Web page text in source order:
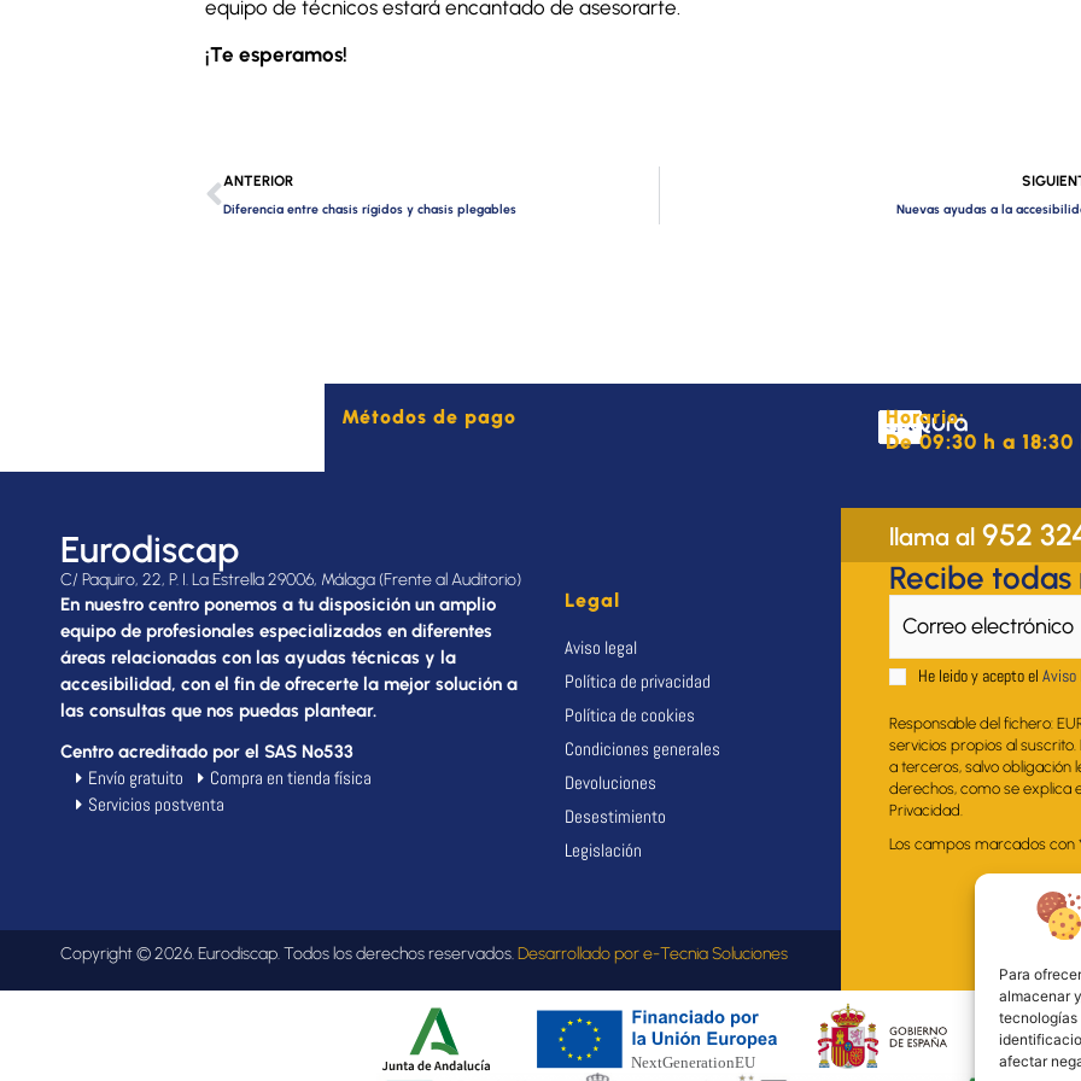
Para
almacenar
tecnologías
afectar
equipo de técnicos estará encantado de asesorarte.
¡Te esperamos!
Ant
ANTERIOR
Diferencia entre chasis rígidos y chasis plegables Nuevas ayudas a la
Métodos de pago Horario:
De 09:30 h a 18:30
Eurodiscap
C/ Paquiro, 22, P. I. La Estrella 29006, Málaga (Frente al Auditorio)
En nuestro centro ponemos a tu disposición un amplio
equipo de profesionales especializados en diferentes
áreas relacionadas con las ayudas técnicas y la
accesibilidad, con el fin de ofrecerte la mejor solución a
las consultas que nos puedas plantear.
Centro acreditado por el SAS Nº533
Envío gratuito
Compra en tienda física
Servicios postventa
Legal
Aviso legal
Política de privacidad
Política de cookies
Condiciones generales
Devoluciones
Desestimiento
Legislación
llama al952
Recibe
He leido y acepto el Aviso
Responsable del fichero:
servicios propios al
a terceros, salvo obligación
derechos, como se explica
Privacidad.
Los campos marcados con
Copyright © 2026. Eurodiscap. Todos los derechos reservados.Desarrollado pore-Tecnia Soluciones